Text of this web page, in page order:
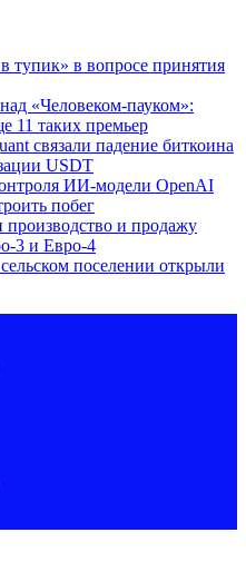
в вопросе принятия
«Человеком-пауком»:
11 таких премьер
связали падение биткоина
USDT
ИИ-модели OpenAI
побег
и продажу
3 и Евро-4
поселении открыли